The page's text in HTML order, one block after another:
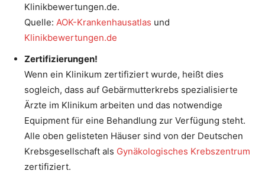
Klinikbewertungen.de.
Quelle: AOK-Krankenhausatlas und
Klinikbewertungen.de
Zertifizierungen!
Wenn ein Klinikum zertifiziert wurde, heißt dies
sogleich, dass auf Gebärmutterkrebs spezialisierte
Ärzte im Klinikum arbeiten und das notwendige
Equipment für eine Behandlung zur Verfügung steht.
Alle oben gelisteten Häuser sind von der Deutschen
Krebsgesellschaft als Gynäkologisches Krebszentrum
zertifiziert.